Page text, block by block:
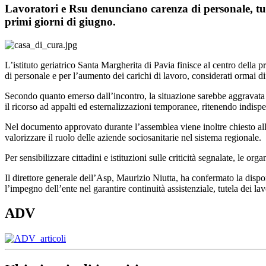
Lavoratori e Rsu denunciano carenza di personale,
primi giorni di giugno.
L’istituto geriatrico Santa Margherita di Pavia finisce al centro della
di personale e per l’aumento dei carichi di lavoro, considerati ormai
Secondo quanto emerso dall’incontro, la situazione sarebbe
il ricorso ad appalti ed esternalizzazioni temporanee, ritenendo
Nel documento approvato durante l’assemblea viene inoltre chiesto
valorizzare il ruolo delle aziende sociosanitarie nel sistema regionale.
Per sensibilizzare cittadini e istituzioni sulle criticità segnalate, le
Il direttore generale dell’Asp, Maurizio Niutta, ha confermato la
l’impegno dell’ente nel garantire continuità assistenziale, tutela dei
ADV